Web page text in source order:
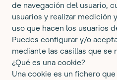
de navegación del usuario,
usuarios y realizar medición
uso que hacen los usuarios
Puedes configurar y/o
mediante las casillas que se
¿Qué es una cookie?
Una cookie es un fichero